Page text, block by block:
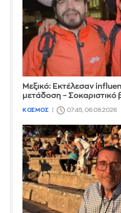
Μεξικό: Εκτέλεσαν
μετάδοση – Σοκαριστικό
ΚΟΣΜΟΣ 07:45, 06.08.2026